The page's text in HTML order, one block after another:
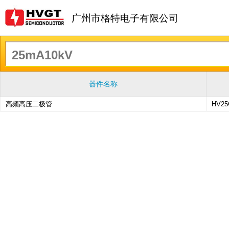
广州市格特电子有限公司
器件名称
高频高压二极管